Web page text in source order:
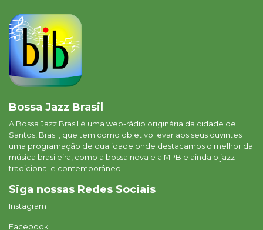
Bossa Jazz Brasil
A Bossa Jazz Brasil é uma web-rádio originária da cidade de
Santos, Brasil, que tem como objetivo levar aos seus ouvintes
uma programação de qualidade onde destacamos o melhor da
música brasileira, como a bossa nova e a MPB e ainda o jazz
tradicional e contemporâneo
Siga nossas Redes Sociais
Instagram
Facebook